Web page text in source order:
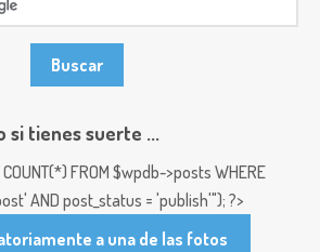
si tienes suerte ...
FROM $wpdb->posts WHERE
AND post_status = 'publish'"); ?>
a una de las fotos